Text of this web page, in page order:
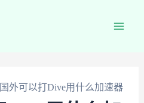
外可以打Dive用什么加速器